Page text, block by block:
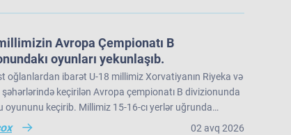
Avropa Çempionatı B
oyunları yekunlaşıb.
oğlanlardan ibarət U-18 millimiz Xorvatiyanın Riyeka və
keçirilən Avropa çempionatı B divizionunda
oyununu keçirib. Millimiz 15-16-cı yerlər uğrunda
İslandiya seçməsinə 73:91 hesabı ilə məğlub olub və
02 avq 2026